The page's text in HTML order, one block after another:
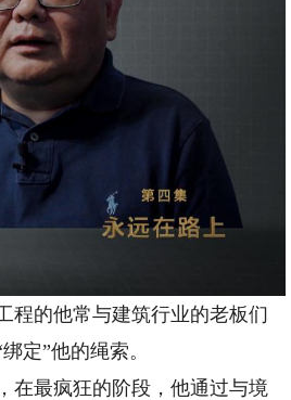
的他常与建筑行业的老板们
定”他的绳索。
最疯狂的阶段，他通过与境